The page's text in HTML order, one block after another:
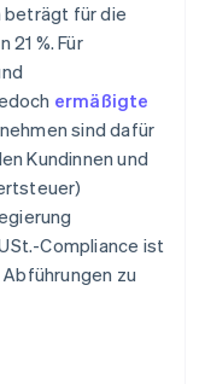
beträgt für die
%. Für
ermäßigte
sind dafür
Kundinnen und
Compliance ist
zu